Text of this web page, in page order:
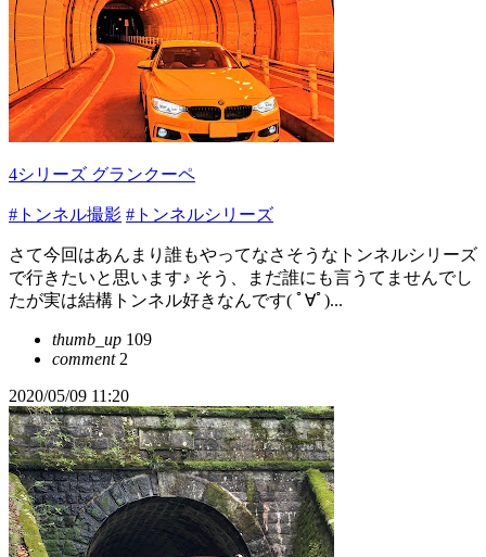
4シリーズ グランクーペ
#トンネル撮影 #トンネルシリーズ
さて今回はあんまり誰もやってなさそうなトンネルシリーズ
で行きたいと思います♪ そう、まだ誰にも言うてませんでし
たが実は結構トンネル好きなんです( ﾟ∀ﾟ)...
thumb_up 109
comment2
2020/05/09 11:20